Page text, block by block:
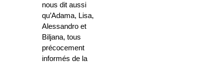
nous dit aussi
qu’Adama, Lisa,
Alessandro et
Biljana, tous
précocement
informés de la